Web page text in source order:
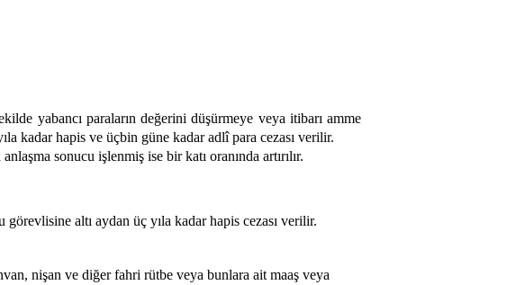
yabancı paraların değerini düşürmeye veya itibarı amme
kadar hapis ve üçbin güne kadar adlî para cezası verilir.
sonucu işlenmiş ise bir katı oranında artırılır.
altı aydan üç yıla kadar hapis cezası verilir.
nişan ve diğer fahri rütbe veya bunlara ait maaş veya